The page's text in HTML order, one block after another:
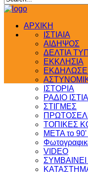
ΑΡΧΙΚΗ
ΙΣΤΙΑΙΑ
ΑΙΔΗΨΟΣ
ΔΕΛΤΙΑ
ΕΚΚΛΗΣΙΑ
ΙΣΤΟΡΙΑ
ΡΑΔΙΟ
ΣΤΙΓΜΕΣ
ΤΟΠΙΚΕΣ
ΜΕΤΑ το 90'
VIDEO